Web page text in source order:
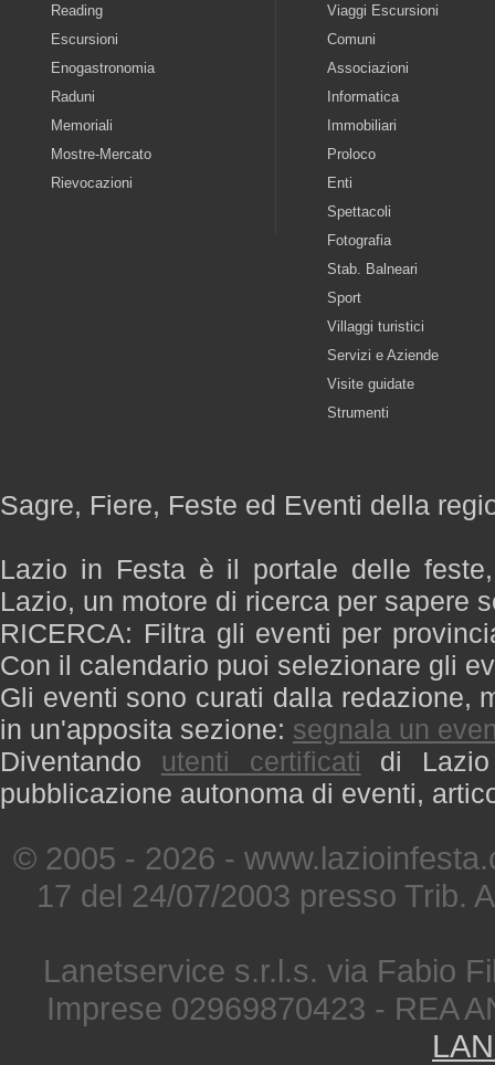
Reading
Escursioni
Enogastronomia
Raduni
Memoriali
Mostre-Mercato
Rievocazioni
Viaggi Escursioni
Comuni
Associazioni
Informatica
Immobiliari
Proloco
Enti
Spettacoli
Fotografia
Stab. Balneari
Sport
Villaggi turistici
Servizi e Aziende
Visite guidate
Strumenti
Sagre, Fiere, Feste ed Eventi della
Lazio in Festa è il portale delle
Lazio, un motore di ricerca per sapere
RICERCA: Filtra gli eventi per
Con il calendario puoi selezionare gli
Gli eventi sono curati dalla redazione,
in un'apposita sezione: segnala un
Diventando utenti certificati di
pubblicazione autonoma di eventi,
© 2005 - 2026 -
17 del 24/07/2003 presso Trib.
Lanetservice s.r.l.s. via Fabio
Imprese 02969870423 - REA